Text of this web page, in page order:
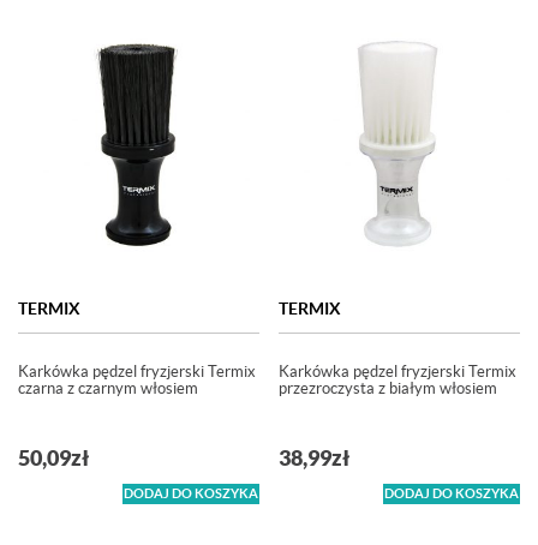
TERMIX
Karkówka pędzel fryzjerski Termix
czarna z czarnym włosiem
50,09zł
DODAJ DO KOSZYKA
TERMIX
Karkówka pędzel fryzjerski Termix
przezroczysta z białym włosiem
38,99zł
DODAJ DO KOSZYKA